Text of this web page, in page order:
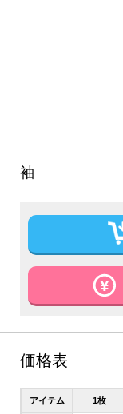
袖
価格表
アイテム 1枚